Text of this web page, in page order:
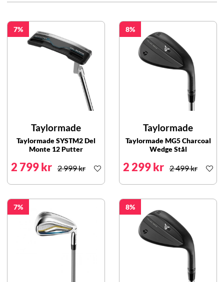
7
Taylormade
Taylormade SYSTM2 Del
Monte 12 Putter
2 799 kr 2 999 kr
8
Taylormade
Taylormade MG5 Charcoal
Wedge Stål
2 299 kr 2 499 kr
7 8